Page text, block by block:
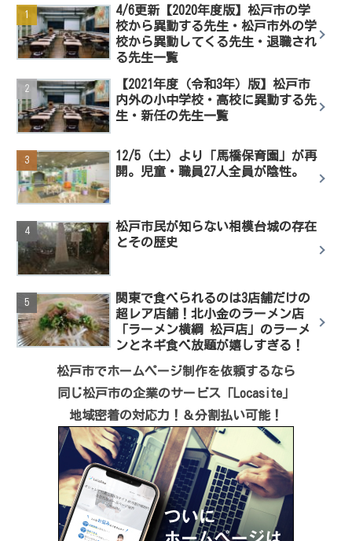
4/6更新【2020年度版】松戸市の学
校から異動する先生・松戸市外の学
校から異動してくる先生・退職され
る先生一覧
【2021年度（令和3年）版】松戸市
内外の小中学校・高校に異動する先
生・新任の先生一覧
12/5（土）より「馬橋保育園」が再
開。児童・職員27人全員が陰性。
松戸市民が知らない相模台城の存在
とその歴史
関東で食べられるのは3店舗だけの
超レア店舗！北小金のラーメン店
「ラーメン横綱 松戸店」のラーメ
ンとネギ食べ放題が嬉しすぎる！
松戸市でホームページ制作を依頼するなら
同じ松戸市の企業のサービス「Locasite」
地域密着の対応力！＆分割払い可能！